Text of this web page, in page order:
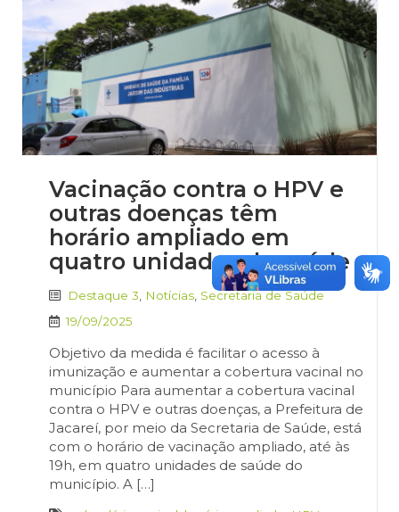
Vacinação contra o HPV e
outras doenças têm
horário ampliado em
quatro unidades de saúde
Destaque 3 Notícias Secretaria de Saúde
19/09/2025
Objetivo da medida é facilitar o acesso à
imunização e aumentar a cobertura vacinal no
município Para aumentar a cobertura vacinal
contra o HPV e outras doenças, a Prefeitura de
Jacareí, por meio da Secretaria de Saúde, está
com o horário de vacinação ampliado, até às
19h, em quatro unidades de saúde do
município. A […]